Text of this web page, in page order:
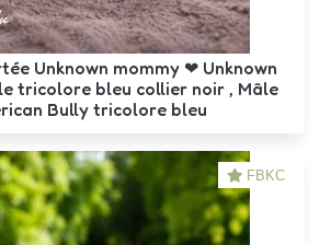
Unknown mommy ❤ Unknown
tricolore bleu collier noir , Mâle
Bully tricolore bleu
FBKC